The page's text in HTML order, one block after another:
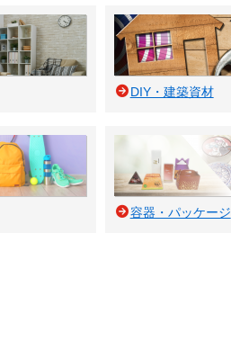
DIY・建築資材
容器・パッケージ